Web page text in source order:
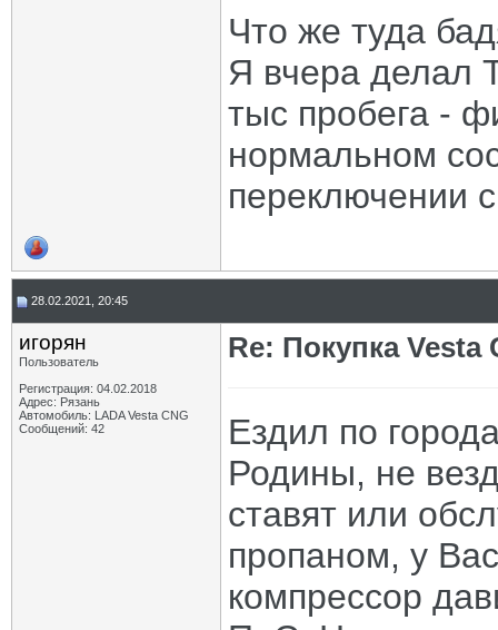
Что же туда
Я вчера делал
тыс пробега -
нормальном
переключении
28.02.2021, 20:45
игорян
Пользователь
Регистрация: 04.02.2018
Адрес: Рязань
Автомобиль: LADA Vesta CNG
Сообщений: 42
Re: Покупка Vesta
Ездил по
Родины, не
ставят или
пропаном, у
компрессор